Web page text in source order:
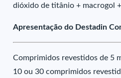
dióxido de titânio + macrogol
Apresentação do Destadin
Comprimidos revestidos de 5
10 ou 30 comprimidos